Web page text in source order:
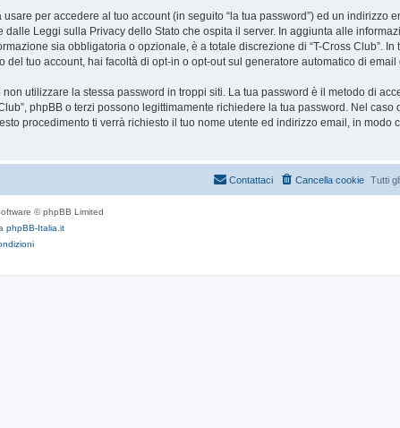
per accedere al tuo account (in seguito “la tua password”) ed un indirizzo
Leggi sulla Privacy dello Stato che ospita il server. In aggiunta alle
sia obbligatoria o opzionale, è a totale discrezione di “T-Cross Club”. In
tuo account, hai facoltà di opt-in o opt-out sul generatore automatico di email
utilizzare la stessa password in troppi siti. La tua password è il metodo di
phpBB o terzi possono legittimamente richiedere la tua password. Nel caso
procedimento ti verrà richiesto il tuo nome utente ed indirizzo email, in modo
Tutti
Cancella cookie
Contattaci
© phpBB Limited
phpBB-Italia.it